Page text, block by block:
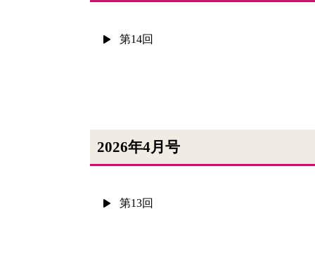
第14回
2026年4月号
第13回